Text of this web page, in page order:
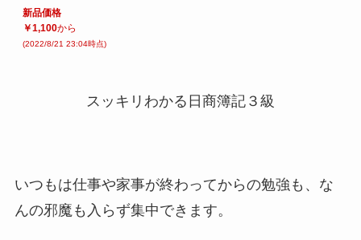
新品価格
￥1,100から
(2022/8/21 23:04時点)
スッキリわかる日商簿記３級
いつもは仕事や家事が終わってからの勉強も、な
んの邪魔も入らず集中できます。